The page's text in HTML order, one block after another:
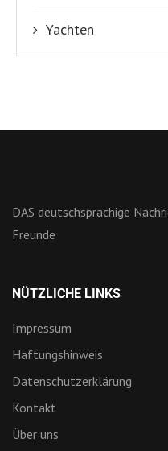
Yachten
DAS deutschsprachige
Freunde
NÜTZLICHE LINKS
Impressum
Haftungshinweis
Datenschutzerklärung
Kontakt
Über uns